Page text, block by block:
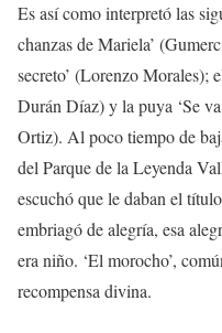
Es así como interpretó las
chanzas de Mariela’
secreto’ (Lorenzo Morales);
Durán Díaz) y la puya ‘Se
Ortiz). Al poco tiempo de
del Parque de la Leyenda
escuchó que le daban el
embriagó de alegría, esa
era niño. ‘El morocho’,
recompensa divina.